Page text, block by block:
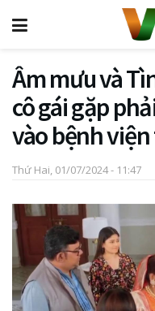
Âm mưu và
cô gái gặp
vào bệnh
Thứ Hai, 01/07/2024 - 11:47